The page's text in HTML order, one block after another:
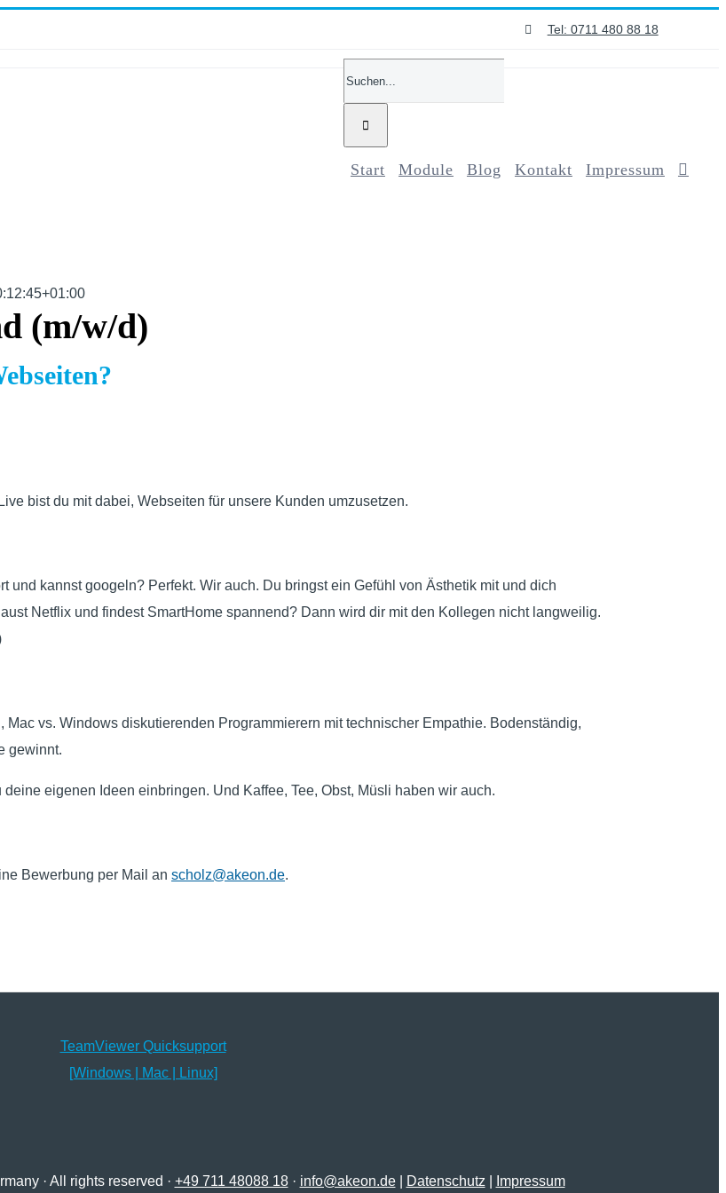
Tel: 0711 480 88 18
Start Module Blog Kontakt Impressum
(m/w/d)
bist du mit dabei, Webseiten für unsere Kunden umzusetzen.
und kannst googeln? Perfekt. Wir auch. Du bringst ein Gefühl von Ästhetik mit und dich
Netflix und findest SmartHome spannend? Dann wird dir mit den Kollegen nicht langweilig.
vs. Windows diskutierenden Programmierern mit technischer Empathie. Bodenständig,
gewinnt.
eigenen Ideen einbringen. Und Kaffee, Tee, Obst, Müsli haben wir auch.
Bewerbung per Mail an scholz@akeon.de.
TeamViewer Quicksupport
[Windows | Mac | Linux]
· All rights reserved · +49 711 48088 18· info@akeon.de| Datenschutz Impressum